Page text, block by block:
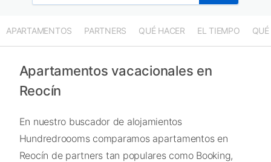
APARTAMENTOS PARTNERS QUÉ HACER EL TIEMPO QUÉ
Apartamentos vacacionales en
Reocín
En nuestro buscador de alojamientos
Hundredroooms comparamos apartamentos en
Reocín de partners tan populares como Booking,